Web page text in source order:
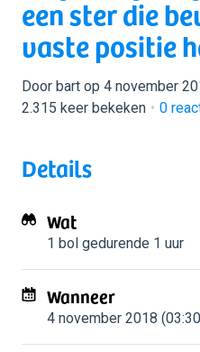
een ster die
vaste positie
Door bart op 4 november
2.315 keer bekeken
0
Details
Wat
1 bol gedurende 1 uur
Wanneer
4 november 2018